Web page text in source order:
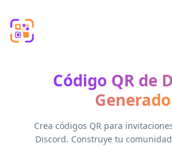
Código QR de
Crea códigos QR para
Discord. Construye tu